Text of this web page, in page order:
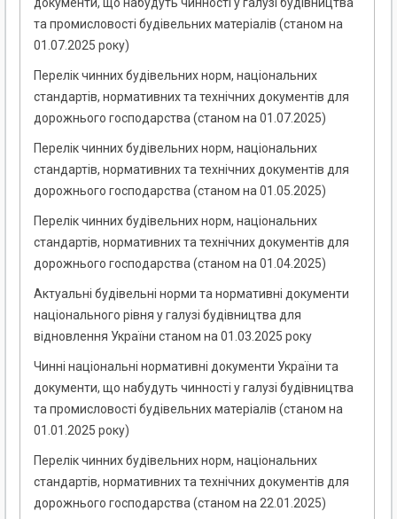
документи, що набудуть чинності у галузі будівництва
та промисловості будівельних матеріалів (станом на
01.07.2025 року)
Перелік чинних будівельних норм, національних
стандартів, нормативних та технічних документів для
дорожнього господарства (станом на 01.07.2025)
Перелік чинних будівельних норм, національних
стандартів, нормативних та технічних документів для
дорожнього господарства (станом на 01.05.2025)
Перелік чинних будівельних норм, національних
стандартів, нормативних та технічних документів для
дорожнього господарства (станом на 01.04.2025)
Актуальні будівельні норми та нормативні документи
національного рівня у галузі будівництва для
відновлення України станом на 01.03.2025 року
Чинні національні нормативні документи України та
документи, що набудуть чинності у галузі будівництва
та промисловості будівельних матеріалів (станом на
01.01.2025 року)
Перелік чинних будівельних норм, національних
стандартів, нормативних та технічних документів для
дорожнього господарства (станом на 22.01.2025)